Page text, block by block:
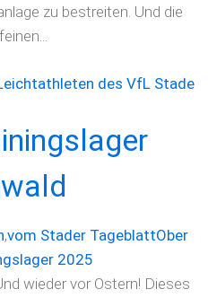
zu bestreiten. Und die
,vom Stader TageblattOber
2025
wieder vor Ostern! Dieses